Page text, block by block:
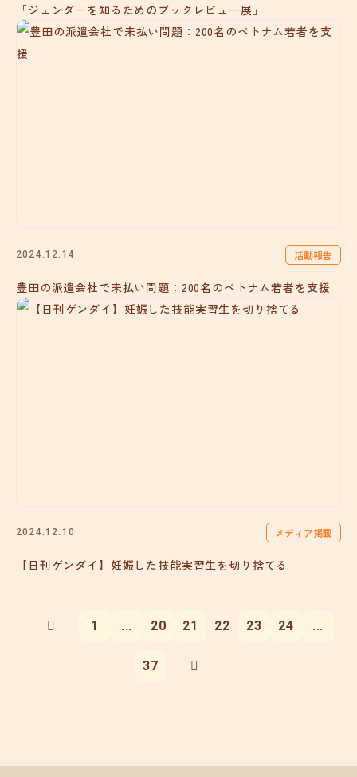
「ジェンダーを知るためのブックレビュー展」
2024.12.14 活動報告
豊田の派遣会社で未払い問題：200名のベトナム若者を支援
2024.12.10 メディア掲載
【日刊ゲンダイ】妊娠した技能実習生を切り捨てる
1 ... 20 21 22 23 24 ...
37